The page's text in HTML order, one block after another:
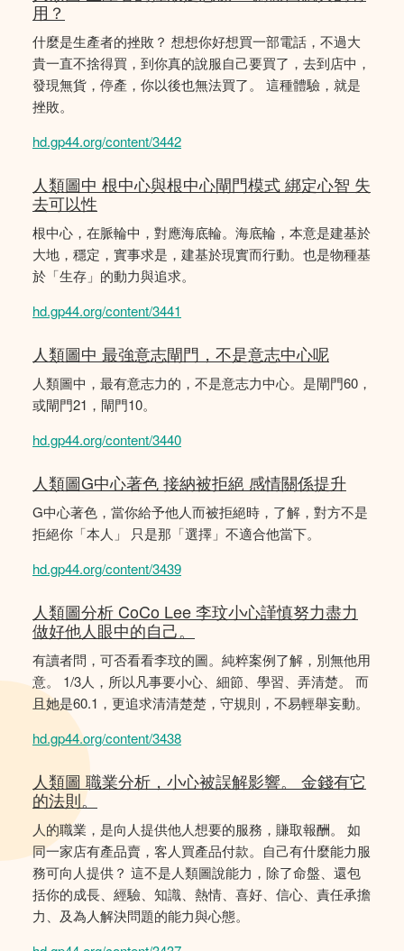
用？
什麼是生產者的挫敗？ 想想你好想買一部電話，不過大
貴一直不捨得買，到你真的說服自己要買了，去到店中，
發現無貨，停產，你以後也無法買了。 這種體驗，就是
挫敗。
hd.gp44.org/content/3442
人類圖中 根中心與根中心閘門模式 綁定心智 失
去可以性
根中心，在脈輪中，對應海底輪。海底輪，本意是建基於
大地，穩定，實事求是，建基於現實而行動。也是物種基
於「生存」的動力與追求。
hd.gp44.org/content/3441
人類圖中 最強意志閘門，不是意志中心呢
人類圖中，最有意志力的，不是意志力中心。是閘門60，
或閘門21，閘門10。
hd.gp44.org/content/3440
人類圖G中心著色 接納被拒絕 感情關係提升
G中心著色，當你給予他人而被拒絕時，了解，對方不是
拒絕你「本人」 只是那「選擇」不適合他當下。
hd.gp44.org/content/3439
人類圖分析 CoCo Lee 李玟小心謹慎努力盡力
做好他人眼中的自己。
有讀者問，可否看看李玟的圖。純粹案例了解，別無他用
意。 1/3人，所以凡事要小心、細節、學習、弄清楚。 而
且她是60.1，更追求清清楚楚，守規則，不易輕舉妄動。
hd.gp44.org/content/3438
人類圖 職業分析，小心被誤解影響。 金錢有它
的法則。
人的職業，是向人提供他人想要的服務，賺取報酬。 如
同一家店有產品賣，客人買產品付款。自己有什麼能力服
務可向人提供？ 這不是人類圖說能力，除了命盤、還包
括你的成長、經驗、知識、熱情、喜好、信心、責任承擔
力、及為人解決問題的能力與心態。